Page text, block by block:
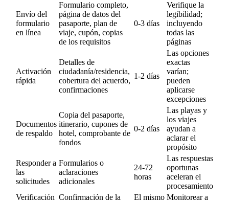
Envío del
formulario
en línea
Formulario completo,
página de datos del
pasaporte, plan de
viaje, cupón, copias
de los requisitos
0-3 días
Verifique la
legibilidad;
incluyendo
todas las
páginas
Activación
rápida
Detalles de
ciudadanía/residencia,
cobertura del acuerdo,
confirmaciones
1-2 días
Las opciones
exactas
varían;
pueden
aplicarse
excepciones
Documentos
de respaldo
Copia del pasaporte,
itinerario, cupones de
hotel, comprobante de
fondos
0-2 días
Las playas y
los viajes
ayudan a
aclarar el
propósito
Responder a
las
solicitudes
Formularios o
aclaraciones
adicionales
24-72
horas
Las respuestas
oportunas
aceleran el
procesamiento
Verificación Confirmación de la
El mismo Monitorear a